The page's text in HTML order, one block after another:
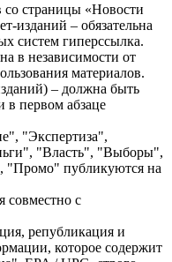
страницы «Новости
изданий – обязательна
систем гиперссылка.
в независимости от
материалов.
– должна быть
в первом абзаце
"Экспертиза",
"Власть", "Выборы",
"Промо" публикуются на
совместно с
републикация и
которое содержит